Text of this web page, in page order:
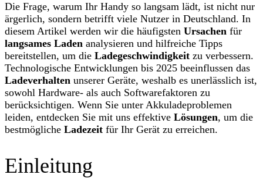
Die Frage, warum Ihr Handy so langsam lädt, ist nicht nur
ärgerlich, sondern betrifft viele Nutzer in Deutschland. In
diesem Artikel werden wir die häufigsten Ursachen für
langsames Laden analysieren und hilfreiche Tipps
bereitstellen, um die Ladegeschwindigkeit zu verbessern.
Technologische Entwicklungen bis 2025 beeinflussen das
Ladeverhalten unserer Geräte, weshalb es unerlässlich ist,
sowohl Hardware- als auch Softwarefaktoren zu
berücksichtigen. Wenn Sie unter Akkuladeproblemen
leiden, entdecken Sie mit uns effektive Lösungen, um die
bestmögliche Ladezeit für Ihr Gerät zu erreichen.
Einleitung